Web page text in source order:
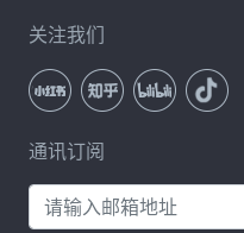
关注我们
通讯订阅